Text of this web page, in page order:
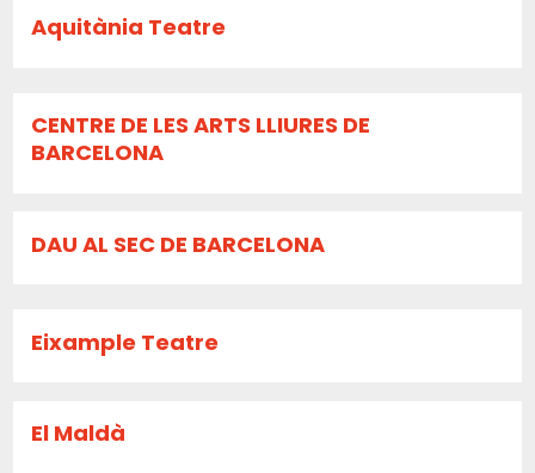
Aquitània Teatre
CENTRE DE LES ARTS LLIURES DE
BARCELONA
DAU AL SEC DE BARCELONA
Eixample Teatre
El Maldà